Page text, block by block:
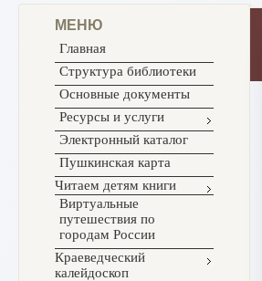
МЕНЮ
Главная
Структура библиотеки
Основные документы
Ресурсы и услуги
Электронный каталог
Пушкинская карта
Читаем детям книги
Виртуальные
путешествия по
городам России
Краеведческий
калейдоскоп